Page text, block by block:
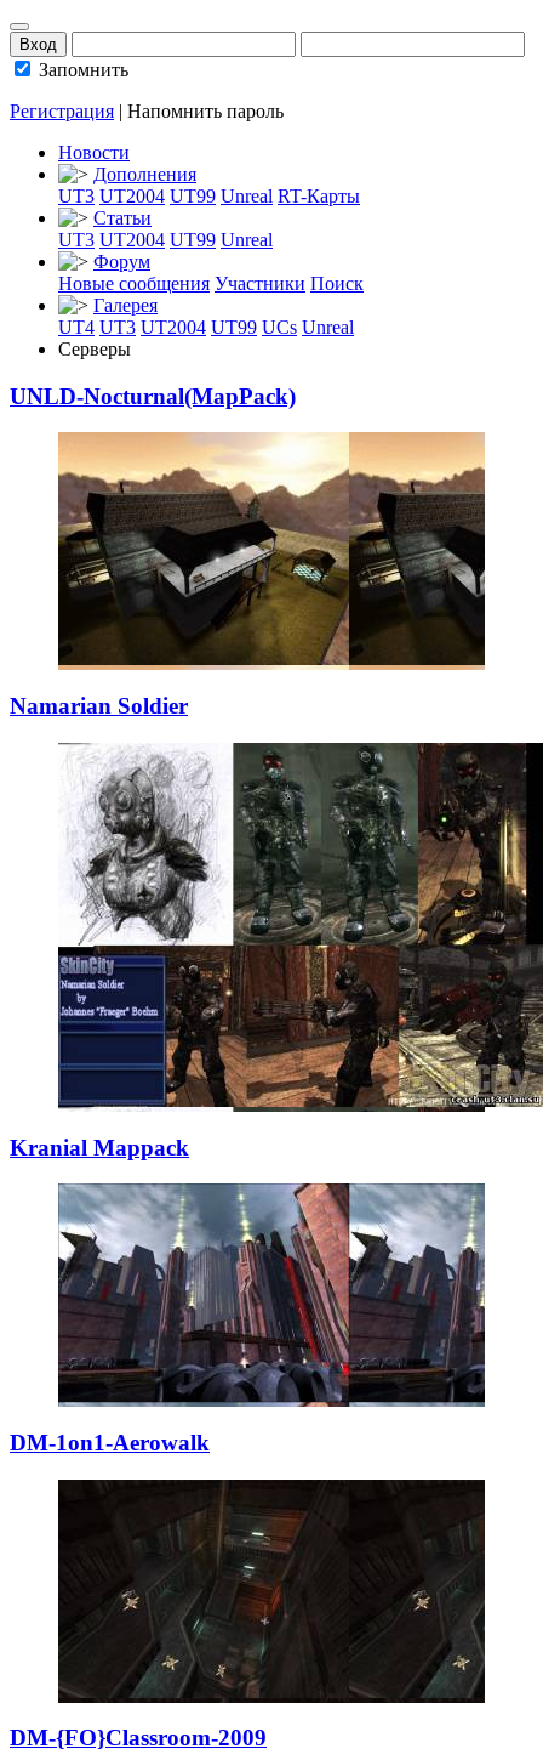
Запомнить
Регистрация | Напомнить пароль
Новости
Дополнения
UT3 UT2004 UT99 Unreal RT-Карты
Статьи
UT3 UT2004 UT99 Unreal
Форум
Новые сообщения Участники Поиск
Галерея
UT4 UT3 UT2004 UT99 UCs Unreal
Серверы
UNLD-Nocturnal(M­apPack)
Namarian Soldier
Kranial Mappack
DM-1on1-Aerowalk
DM-{FO}Classroom­-2009